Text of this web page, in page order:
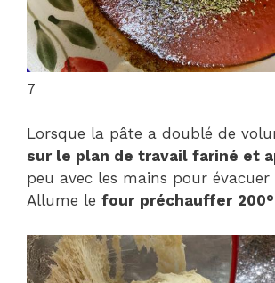
7
Lorsque la pâte a doublé de
sur le plan de travail fariné et
peu avec les mains pour évacuer
Allume le four préchauffer